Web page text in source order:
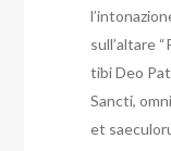
sull’altare
tibi Deo
Sancti,
et